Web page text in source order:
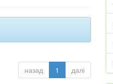
назад 1 далі